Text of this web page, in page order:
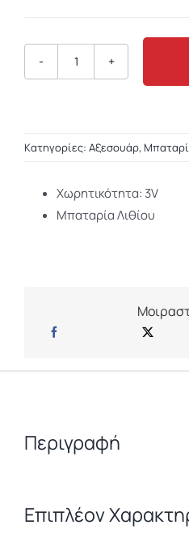
Kodak
ποσότητα
Kατηγορίες: Aξεσουάρ,
Χωρητικότητα: 3V
Μπαταρία Λιθίου
Περιγραφή
Επιπλέον